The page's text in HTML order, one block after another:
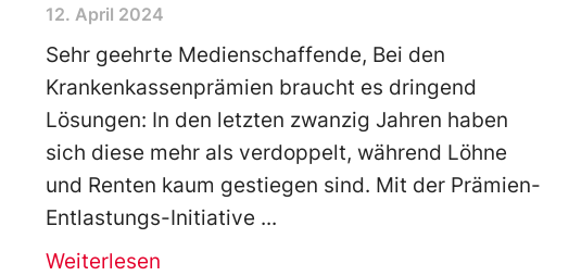
12. April 2024
Sehr geehrte Medienschaffende, Bei den
Krankenkassenprämien braucht es dringend
Lösungen: In den letzten zwanzig Jahren haben
sich diese mehr als verdoppelt, während Löhne
und Renten kaum gestiegen sind. Mit der Prämien-
Entlastungs-Initiative
Weiterlesen